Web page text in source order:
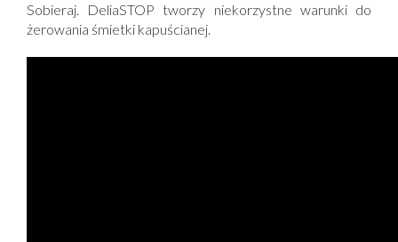
Sobieraj. DeliaSTOP tworzy niekorzystne warunki do
żerowania śmietki kapuścianej.